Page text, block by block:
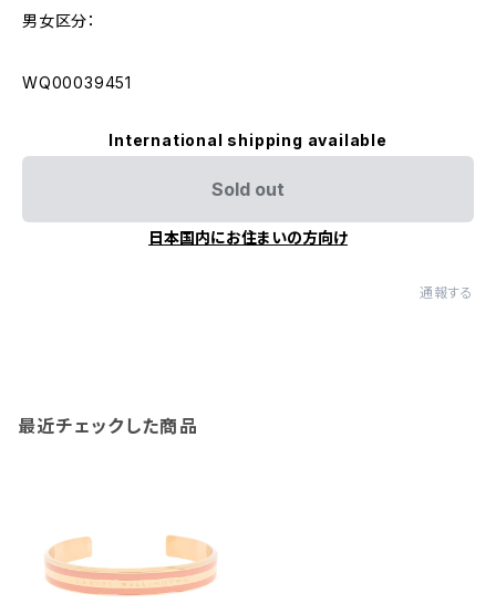
男女区分：
WQ00039451
International shipping available
Sold out
日本国内にお住まいの方向け
通報する
最近チェックした商品